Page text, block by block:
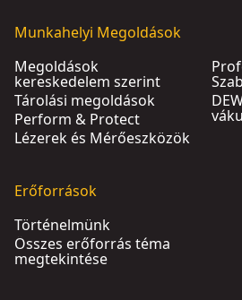
Munkahelyi Megoldások
Megoldások
kereskedelem szerint
Tárolási megoldások
Perform & Protect
Lézerek és Mérőeszközök
Erőforrások
Történelmünk
Összes erőforrás téma
megtekintése